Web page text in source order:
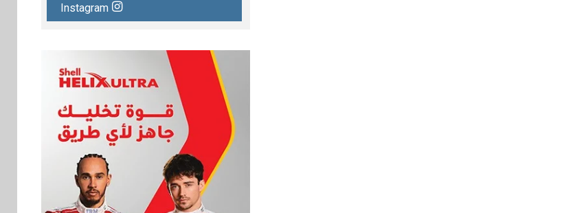
Instagram